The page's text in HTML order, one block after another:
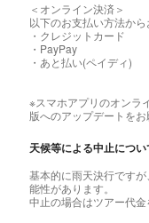
＜オンライン決済＞
以下のお支払い方法から
・クレジットカード
・PayPay
・あと払い(ペイディ)
※スマホアプリのオンラ
版へのアップデートをお
天候等による中止につい
基本的に雨天決行です
能性があります。
中止の場合はツアー代金